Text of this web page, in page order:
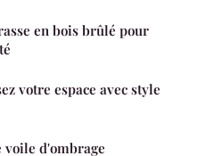
en bois brûlé pour
votre espace avec style
voile d'ombrage